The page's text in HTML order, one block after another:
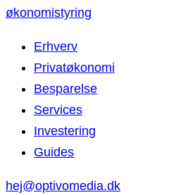
økonomistyring
Erhverv
Privatøkonomi
Besparelse
Services
Investering
Guides
hej@optivomedia.dk